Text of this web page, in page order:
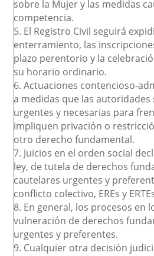
sobre la Mujer y las medidas
competencia.
5. El Registro Civil seguirá
enterramiento, las
plazo perentorio y la
su horario ordinario.
6. Actuaciones contencioso-
a medidas que las
urgentes y necesarias para
impliquen privación o
otro derecho fundamental.
7. Juicios en el orden social
ley, de tutela de derechos
cautelares urgentes y
conflicto colectivo, EREs y
8. En general, los procesos en
vulneración de derechos
urgentes y preferentes.
9. Cualquier otra decisión